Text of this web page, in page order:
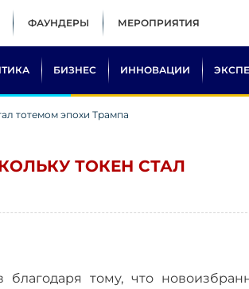
ФАУНДЕРЫ МЕРОПРИЯТИЯ
БИЗНЕС ИННОВАЦИИ
тотемом эпохи Трампа
ТОКЕН СТАЛ
тому, что